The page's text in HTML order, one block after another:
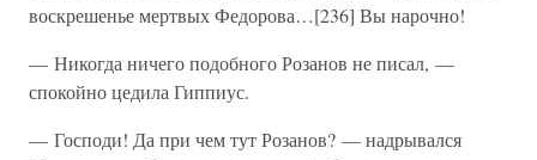
воскрешенье мертвых Федорова…[236] Вы нарочно!
— Никогда ничего подобного Розанов не писал, —
спокойно цедила Гиппиус.
— Господи! Да при чем тут Розанов? — надрывался